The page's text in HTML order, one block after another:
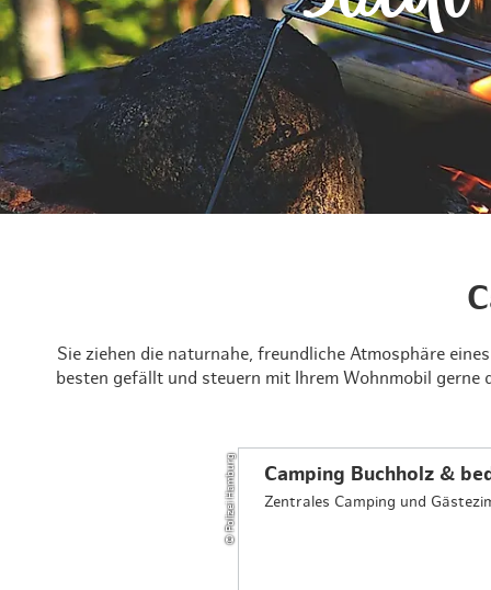
Hamburg für...
Infos & Mobilität
Rundfahrten
Radfahren in
Routen &
Historisches
Grüne
Sie ziehen die naturnahe, freundliche Atmosphäre
besten gefällt und steuern mit Ihrem Wohnmobil gerne
© Polizei Hamburg Camping Buchholz &
Zentrales Camping und